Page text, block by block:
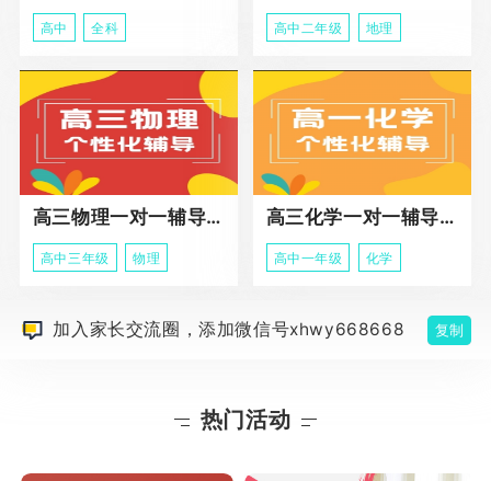
高中 全科 高中二年级 地理
高三物理一对一辅导课程
高中三年级 物理
高三化学一对一辅导课程
高中一年级 化学
加入家长交流圈，添加微信号xhwy668668 复制
热门活动